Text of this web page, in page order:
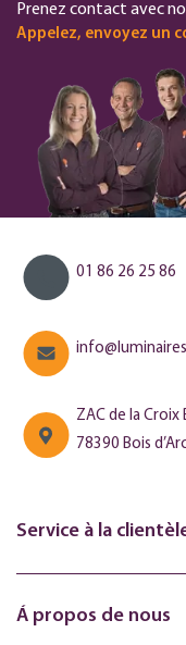
Prenez contact avec
Appelez, envoyez un
01 86 26 25 86
ZAC de la
78390 Bois
Service à la
Á propos de nous